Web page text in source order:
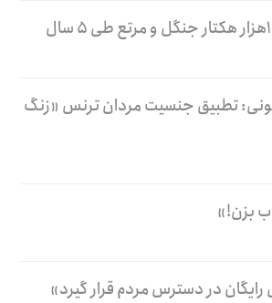
تطبیق جنسیت مردان ترنس «زنگ
بزن!»
در دسترس مردم قرار گیرد»